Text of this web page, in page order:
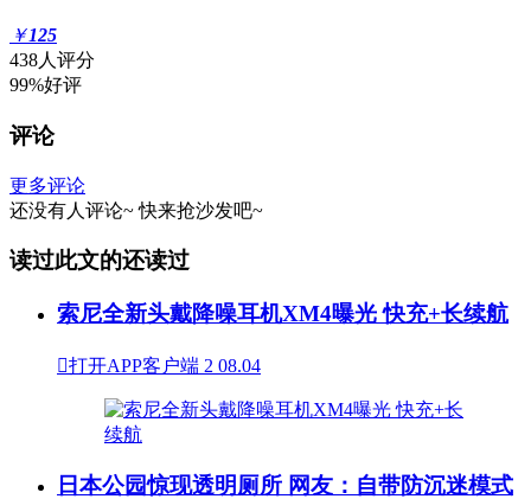
￥125
438人评分
99%好评
评论
更多评论
还没有人评论~ 快来抢沙发吧~
读过此文的还读过
索尼全新头戴降噪耳机XM4曝光 快充+长续航
打开APP客户端 2 08.04
日本公园惊现透明厕所 网友：自带防沉迷模式